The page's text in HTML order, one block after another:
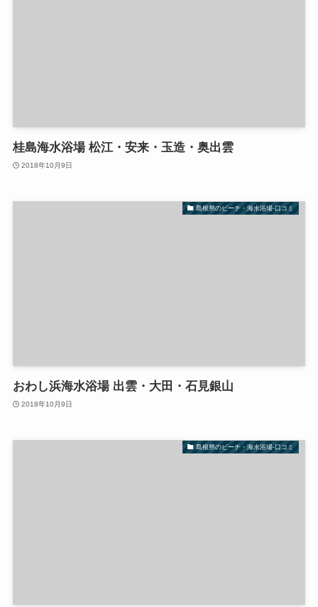
桂島海水浴場 松江・安来・玉造・奥出雲
2018年10月9日
島根県のビーチ・海水浴場-口コミ
おわし浜海水浴場 出雲・大田・石見銀山
2018年10月9日
島根県のビーチ・海水浴場-口コミ